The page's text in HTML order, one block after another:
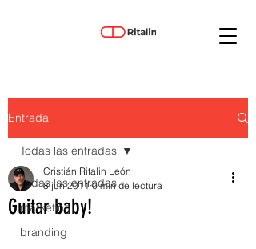
Entrada
Todas las entradas
marketing
branding
Todas las entradas
Guitar baby!
Cristián Ritalin León
8 jun 2011 0 min de lectura